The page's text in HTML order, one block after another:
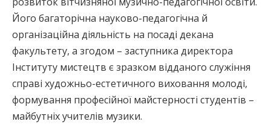
Його багаторічна науково-педагогічна й
організаційна діяльність на посаді декана
факультету, а згодом – заступника директора
Інституту мистецтв є зразком відданого служіння
справі художньо-естетичного виховання молоді,
формування професійної майстерності студентів –
майбутніх учителів музики.